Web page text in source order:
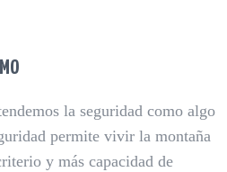
la seguridad como algo
permite vivir la montaña
y más capacidad de